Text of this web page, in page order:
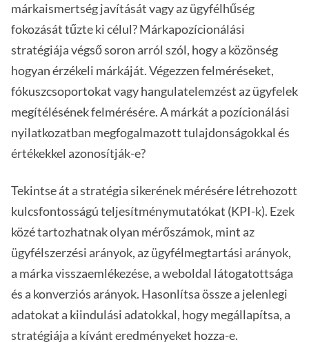
márkaismertség javítását vagy az ügyfélhűség
fokozását tűzte ki célul? Márkapozícionálási
stratégiája végső soron arról szól, hogy a közönség
hogyan érzékeli márkáját. Végezzen felméréseket,
fókuszcsoportokat vagy hangulatelemzést az ügyfelek
megítélésének felmérésére. A márkát a pozícionálási
nyilatkozatban megfogalmazott tulajdonságokkal és
értékekkel azonosítják-e?
Tekintse át a stratégia sikerének mérésére létrehozott
kulcsfontosságú teljesítménymutatókat (KPI-k). Ezek
közé tartozhatnak olyan mérőszámok, mint az
ügyfélszerzési arányok, az ügyfélmegtartási arányok,
a márka visszaemlékezése, a weboldal látogatottsága
és a konverziós arányok. Hasonlítsa össze a jelenlegi
adatokat a kiindulási adatokkal, hogy megállapítsa, a
stratégiája a kívánt eredményeket hozza-e.